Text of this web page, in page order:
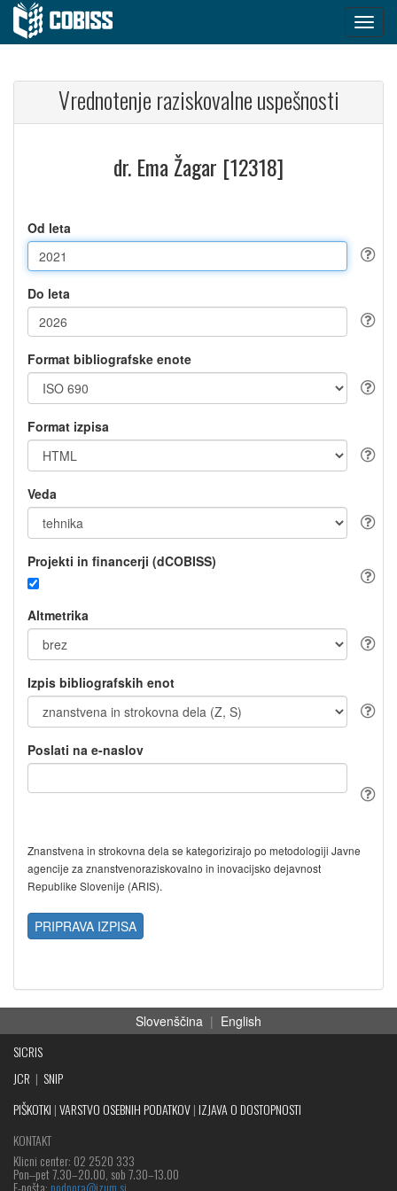
Vrednotenje raziskovalne uspešnosti
dr. Ema Žagar [12318]
Od leta
Do leta
Format bibliografske enote
Format izpisa
Veda
Projekti in financerji (dCOBISS)
Altmetrika
Izpis bibliografskih enot
Poslati na e-naslov
Znanstvena in strokovna dela se kategorizirajo po metodologiji Javne
agencije za znanstvenoraziskovalno in inovacijsko dejavnost
Republike Slovenije (ARIS).
PRIPRAVA IZPISA
Slovenščina | English
SICRIS
JCR | SNIP
PIŠKOTKI |VARSTVO OSEBNIH PODATKOV| IZJAVA O DOSTOPNOSTI
KONTAKT
Klicni center: 02 2520 333
Pon‒pet 7.30–20.00, sob 7.30–13.00
E-pošta: podpora@izum.si